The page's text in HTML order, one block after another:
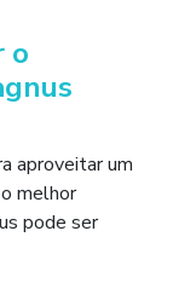
o
aproveitar um
melhor
pode ser